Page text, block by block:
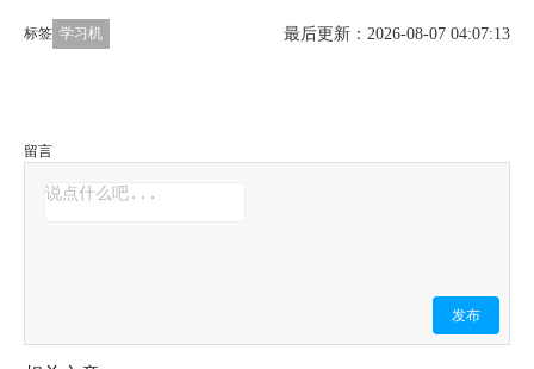
标签 学习机 最后更新：2026-08-07 04:07:13
留言
发布